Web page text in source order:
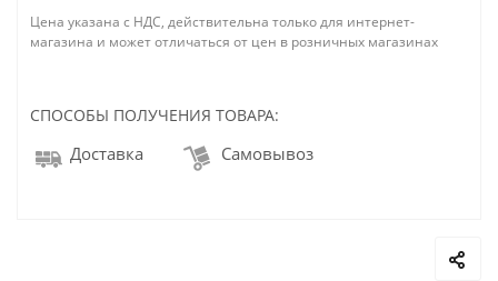
Цена указана с НДС, действительна только для интернет-
магазина и может отличаться от цен в розничных магазинах
СПОСОБЫ ПОЛУЧЕНИЯ ТОВАРА:
Доставка Самовывоз